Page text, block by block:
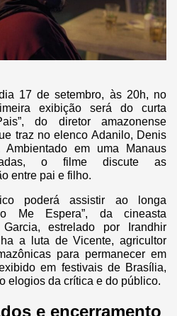
17 de setembro, às 20h, no
exibição será do curta
do diretor amazonense
traz no elenco Adanilo, Denis
em uma Manaus
o filme discute as
entre pai e filho.
poderá assistir ao longa
Me Espera”, da cineasta
estrelado por Irandhir
a luta de Vicente, agricultor
para permanecer em
em festivais de Brasília,
elogios da crítica e do público.
e encerramento